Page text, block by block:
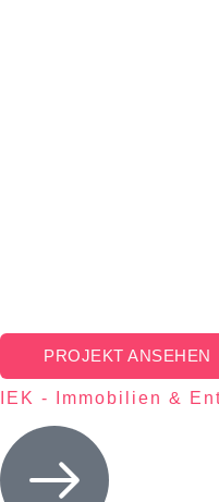
PROJEKT ANSEHEN
IEK - Immobilien &